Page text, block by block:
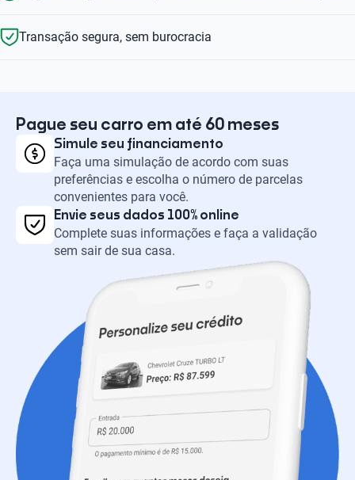
Transação segura, sem burocracia
Pague seu carro em até 60 meses
Simule seu financiamento
Faça uma simulação de acordo com suas
preferências e escolha o número de parcelas
convenientes para você.
Envie seus dados 100% online
Complete suas informações e faça a validação
sem sair de sua casa.